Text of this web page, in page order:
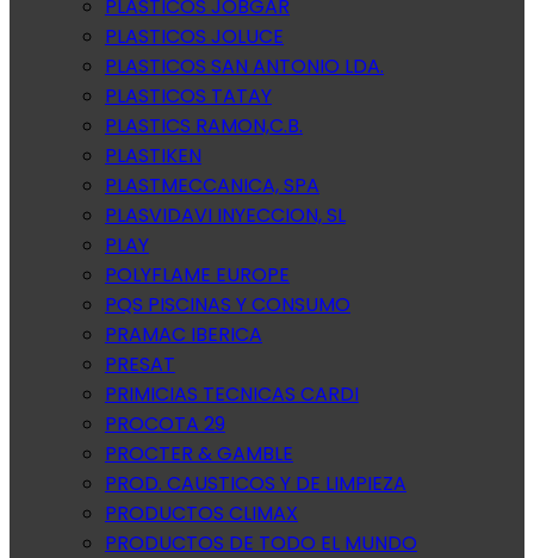
PLASTICOS JOBGAR
PLASTICOS JOLUCE
PLASTICOS SAN ANTONIO LDA.
PLASTICOS TATAY
PLASTICS RAMON,C.B.
PLASTIKEN
PLASTMECCANICA, SPA
PLASVIDAVI INYECCION, SL
PLAY
POLYFLAME EUROPE
PQS PISCINAS Y CONSUMO
PRAMAC IBERICA
PRESAT
PRIMICIAS TECNICAS CARDI
PROCOTA 29
PROCTER & GAMBLE
PROD. CAUSTICOS Y DE LIMPIEZA
PRODUCTOS CLIMAX
PRODUCTOS DE TODO EL MUNDO